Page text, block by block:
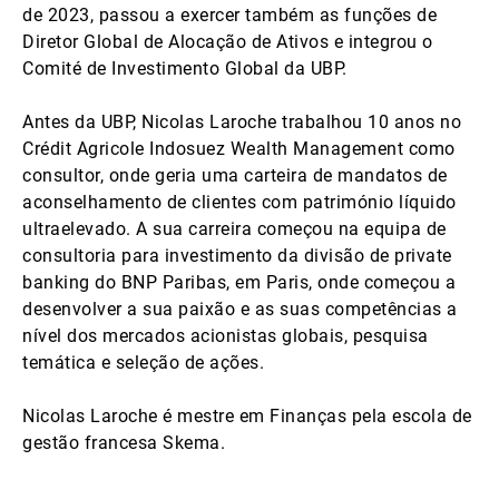
de 2023, passou a exercer também as funções de
Diretor Global de Alocação de Ativos e integrou o
Comité de Investimento Global da UBP.
Antes da UBP, Nicolas Laroche trabalhou 10 anos no
Crédit Agricole Indosuez Wealth Management como
consultor, onde geria uma carteira de mandatos de
aconselhamento de clientes com património líquido
ultraelevado. A sua carreira começou na equipa de
consultoria para investimento da divisão de private
banking do BNP Paribas, em Paris, onde começou a
desenvolver a sua paixão e as suas competências a
nível dos mercados acionistas globais, pesquisa
temática e seleção de ações.
Nicolas Laroche é mestre em Finanças pela escola de
gestão francesa Skema.